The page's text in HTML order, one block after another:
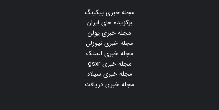
مجله خبری بیکینگ
برگزیده های ایران
مجله خبری یولن
مجله خبری نیوزلن
مجله خبری لستک
مجله خبری gsxr
مجله خبری سیلاد
مجله خبری دریافت